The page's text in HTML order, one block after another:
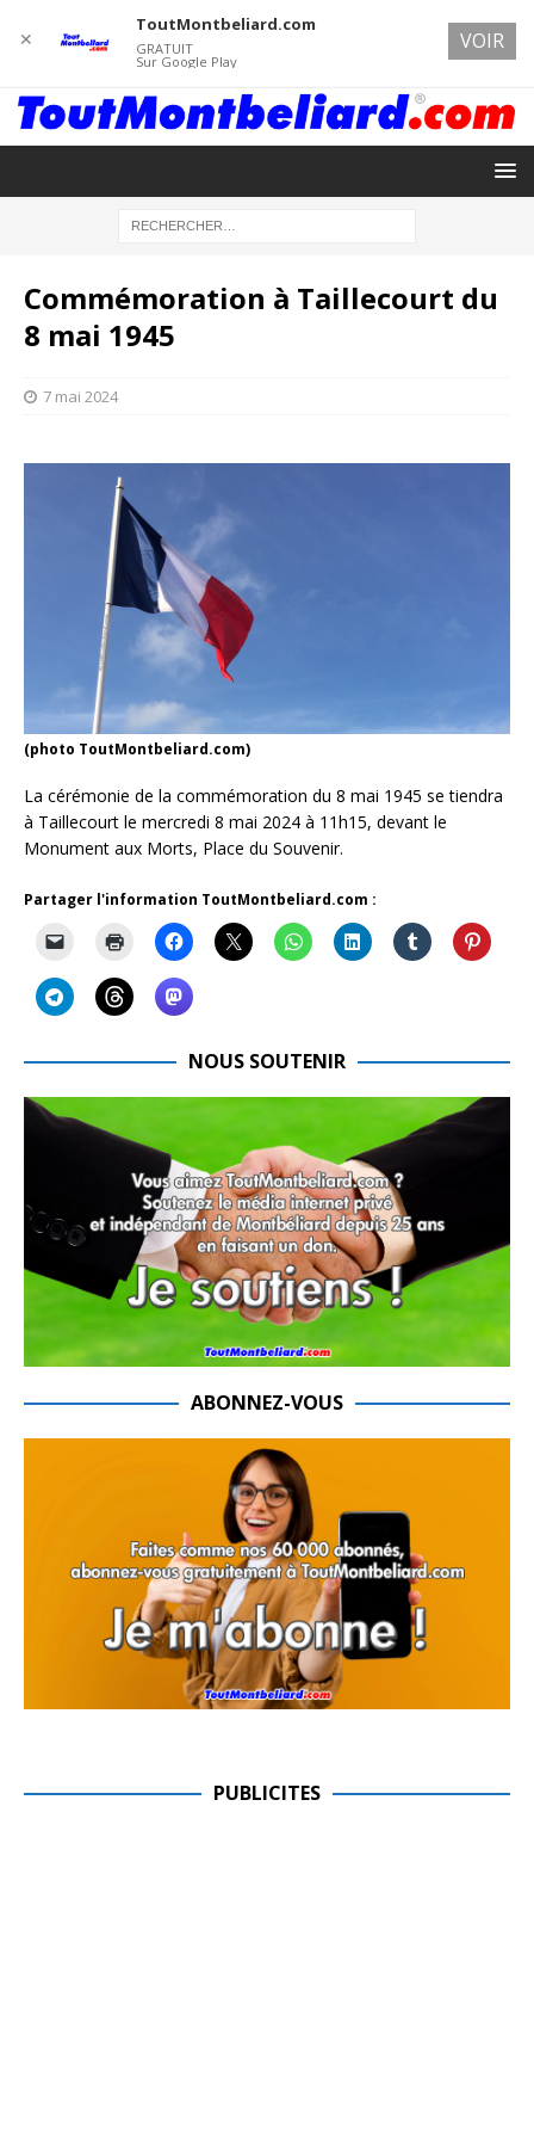
Commémoration à Taillecourt du
8 mai 1945
7 mai 2024
(photo ToutMontbeliard.com)
La cérémonie de la commémoration du 8 mai 1945 se tiendra
à Taillecourt le mercredi 8 mai 2024 à 11h15, devant le
Monument aux Morts, Place du Souvenir.
Partager l'information ToutMontbeliard.com :
NOUS SOUTENIR
ABONNEZ-VOUS
PUBLICITES
✕
ToutMontbeliard.com
GRATUIT
Sur Google Play
VOIR